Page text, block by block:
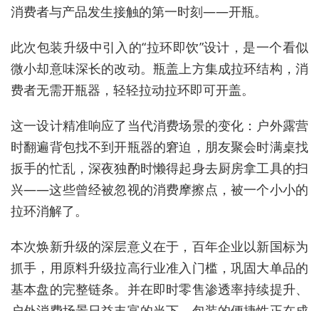
消费者与产品发生接触的第一时刻——开瓶。
此次包装升级中引入的“拉环即饮”设计，是一个看似
微小却意味深长的改动。瓶盖上方集成拉环结构，消
费者无需开瓶器，轻轻拉动拉环即可开盖。
这一设计精准响应了当代消费场景的变化：户外露营
时翻遍背包找不到开瓶器的窘迫，朋友聚会时满桌找
扳手的忙乱，深夜独酌时懒得起身去厨房拿工具的扫
兴——这些曾经被忽视的消费摩擦点，被一个小小的
拉环消解了。
本次焕新升级的深层意义在于，百年企业以新国标为
抓手，用原料升级拉高行业准入门槛，巩固大单品的
基本盘的完整链条。并在即时零售渗透率持续提升、